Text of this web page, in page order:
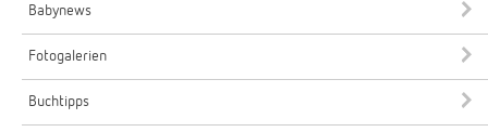
Babynews
Fotogalerien
Buchtipps